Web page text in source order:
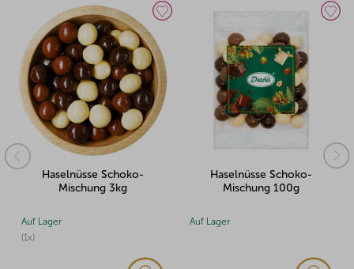
Haselnüsse Schoko-
Mischung 3kg
(1x)
Auf Lager
Haselnüsse Schoko-
Mischung 100g
Auf Lager